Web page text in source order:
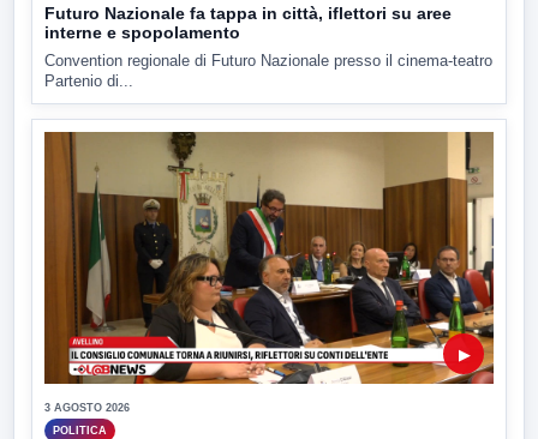
Futuro Nazionale fa tappa in città, iflettori su aree
interne e spopolamento
Convention regionale di Futuro Nazionale presso il cinema-teatro
Partenio di...
▶
3 AGOSTO 2026
POLITICA